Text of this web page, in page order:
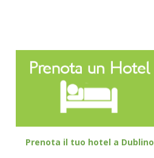
Prenota il tuo hotel a Dublino